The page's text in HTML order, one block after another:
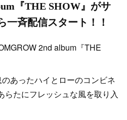
『THE SHOW』がサ
一斉配信スタート！！
2nd album『THE
あったハイとローのコンビネ
らたにフレッシュな風を取り入